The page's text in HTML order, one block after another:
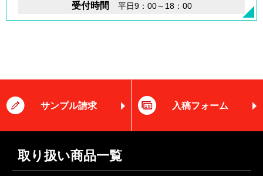
受付時間 平日9：00～18：00
サンプル請求 入稿フォーム
取り扱い商品一覧